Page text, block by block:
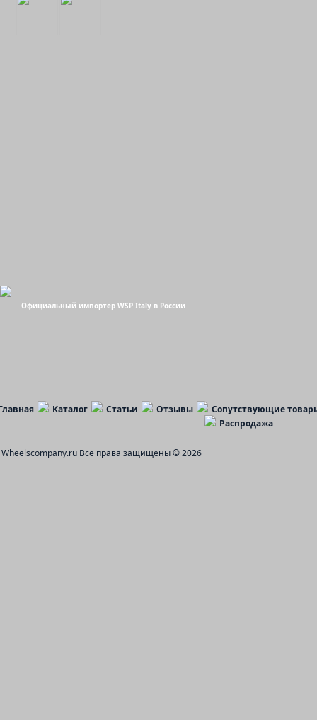
Официальный импортер WSP Italy в России
Каталог Статьи Отзывы
Сопутствующие
Распродажа
Wheelscompany.ru Все права защищены © 2026